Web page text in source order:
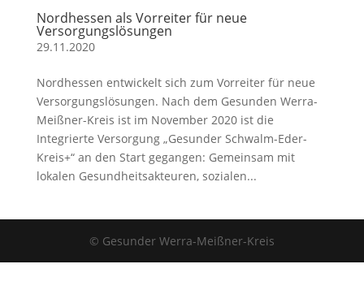
Nordhessen als Vorreiter für neue
Versorgungslösungen
29.11.2020
Nordhessen entwickelt sich zum Vorreiter für neue
Versorgungslösungen. Nach dem Gesunden Werra-
Meißner-Kreis ist im November 2020 ist die
Integrierte Versorgung „Gesunder Schwalm-Eder-
Kreis+“ an den Start gegangen: Gemeinsam mit
lokalen Gesundheitsakteuren, sozialen...
© Gesunder Werra-Meißner-Kreis